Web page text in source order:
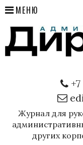
МЕНЮ
Журнал для
других